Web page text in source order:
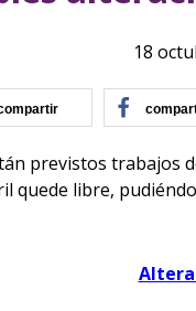
18
(se abre en
previstos trabajos
quede libre,